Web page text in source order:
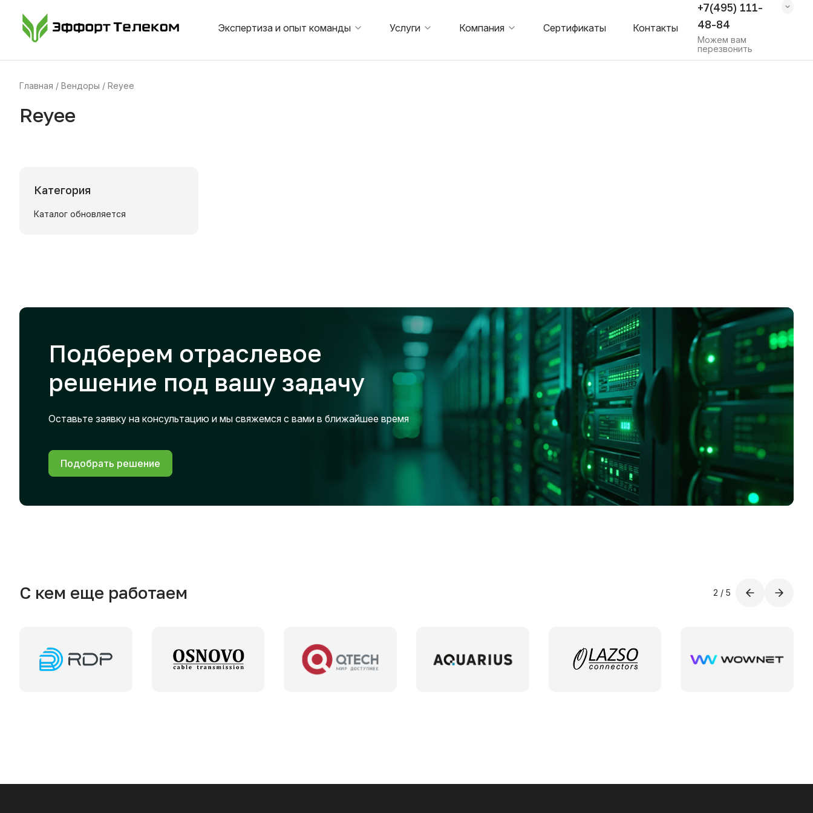
Экспертиза и опыт команды Услуги Компания Сертификаты Контакты
+7(495) 111-
48-84
Можем вам
перезвонить
Главная Вендоры Reyee
Reyee
Категория
Каталог обновляется
Подберем отраслевое
решение под вашу задачу
Оставьте заявку на консультацию и мы свяжемся с вами в ближайшее время
Подобрать решение
С кем еще работаем 2 / 5